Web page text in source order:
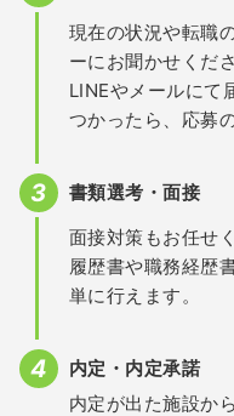
現在の状況や転職
ーにお聞かせくださ
LINEやメールにて
つかったら、応募
書類選考・面接
面接対策もお任せ
履歴書や職務経歴
単に行えます。
内定・内定承諾
内定が出た施設か